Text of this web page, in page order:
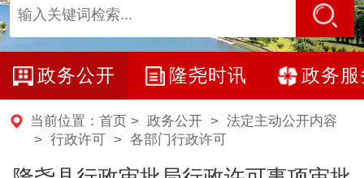
政务公开 隆尧时讯 政务服
当前位置： 首页 > 政务公开> 法定主动公开内容
> 行政许可 > 各部门行政许可